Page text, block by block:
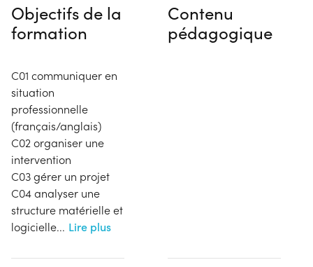
Objectifs de la
formation
C01 communiquer en
situation
professionnelle
(français/anglais)
C02 organiser une
intervention
C03 gérer un projet
C04 analyser une
structure matérielle et
logicielle... Lire plus
Contenu
pédagogique